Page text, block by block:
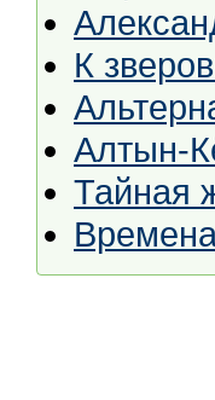
К
Алтын-
Тайная